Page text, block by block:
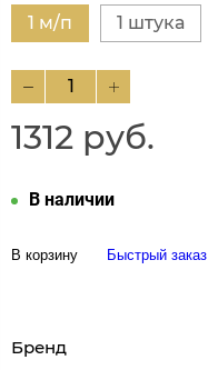
1 м/п 1 штука
1312 руб.
В наличии
В корзину Быстрый заказ
Бренд